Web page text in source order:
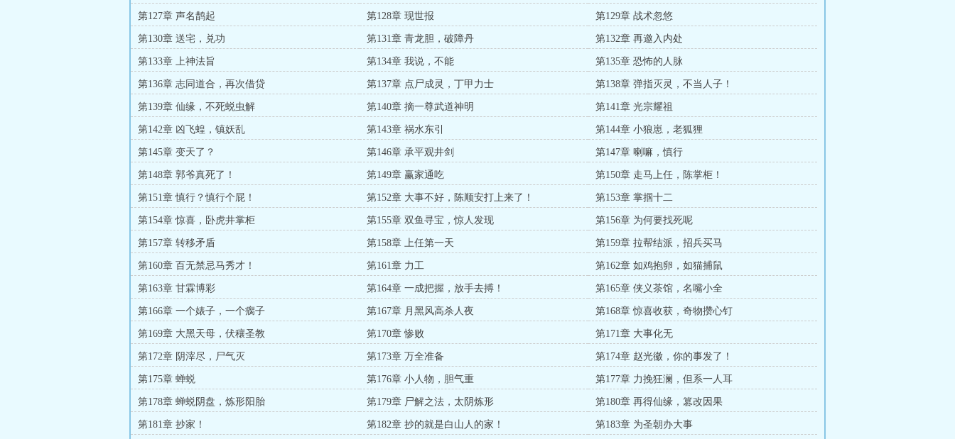
第127章 声名鹊起 第128章 现世报 第129章 战术忽悠
第130章 送宅，兑功 第131章 青龙胆，破障丹 第132章 再邀入内处
第133章 上神法旨 第134章 我说，不能 第135章 恐怖的人脉
第136章 志同道合，再次借贷 第137章 点尸成灵，丁甲力士 第138章 弹指灭灵，不当人子！
第139章 仙缘，不死蜕虫解 第140章 摘一尊武道神明 第141章 光宗耀祖
第142章 凶飞蝗，镇妖乱 第143章 祸水东引 第144章 小狼崽，老狐狸
第145章 变天了？ 第146章 承平观井剑 第147章 喇嘛，慎行
第148章 郭爷真死了！ 第149章 赢家通吃 第150章 走马上任，陈掌柜！
第151章 慎行？慎行个屁！ 第152章 大事不好，陈顺安打上来了！ 第153章 掌掴十二
第154章 惊喜，卧虎井掌柜 第155章 双鱼寻宝，惊人发现 第156章 为何要找死呢
第157章 转移矛盾 第158章 上任第一天 第159章 拉帮结派，招兵买马
第160章 百无禁忌马秀才！ 第161章 力工 第162章 如鸡抱卵，如猫捕鼠
第163章 甘霖博彩 第164章 一成把握，放手去搏！ 第165章 侠义茶馆，名嘴小全
第166章 一个婊子，一个瘸子 第167章 月黑风高杀人夜 第168章 惊喜收获，奇物攒心钉
第169章 大黑天母，伏穰圣教 第170章 惨败 第171章 大事化无
第172章 阴滓尽，尸气灭 第173章 万全准备 第174章 赵光徽，你的事发了！
第175章 蝉蜕 第176章 小人物，胆气重 第177章 力挽狂澜，但系一人耳
第178章 蝉蜕阴盘，炼形阳胎 第179章 尸解之法，太阴炼形 第180章 再得仙缘，篡改因果
第181章 抄家！ 第182章 抄的就是白山人的家！ 第183章 为圣朝办大事